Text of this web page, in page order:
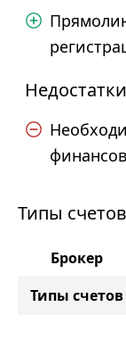
Недостатки
Типы счетов
Брокер
Типы счетов